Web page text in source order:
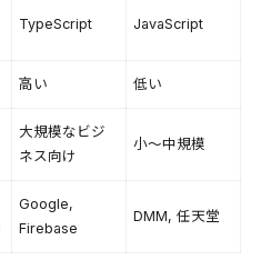
TypeScript JavaScript
高い 低い
大規模なビジ
ネス向け
小〜中規模
Google,
Firebase
DMM, 任天堂